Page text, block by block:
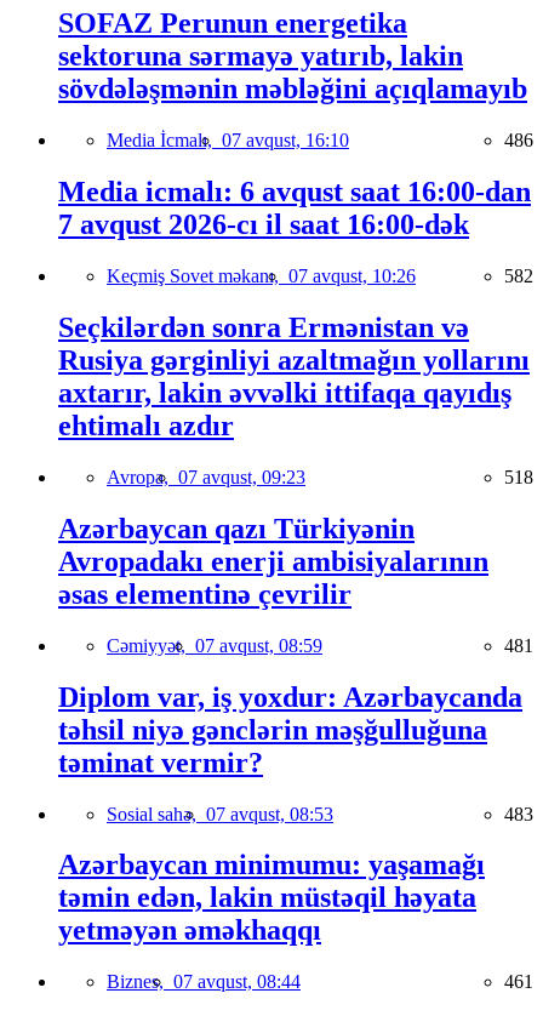
SOFAZ Perunun energetika
sektoruna sərmayə yatırıb, lakin
sövdələşmənin məbləğini açıqlamayıb
Media İcmalı, 07 avqust, 16:10 486
Media icmalı: 6 avqust saat 16:00-dan
7 avqust 2026-cı il saat 16:00-dək
Keçmiş Sovet məkanı, 07 avqust, 10:26 582
Seçkilərdən sonra Ermənistan və
Rusiya gərginliyi azaltmağın yollarını
axtarır, lakin əvvəlki ittifaqa qayıdış
ehtimalı azdır
Avropa, 07 avqust, 09:23 518
Azərbaycan qazı Türkiyənin
Avropadakı enerji ambisiyalarının
əsas elementinə çevrilir
Cəmiyyət, 07 avqust, 08:59 481
Diplom var, iş yoxdur: Azərbaycanda
təhsil niyə gənclərin məşğulluğuna
təminat vermir?
Sosial sahə, 07 avqust, 08:53 483
Azərbaycan minimumu: yaşamağı
təmin edən, lakin müstəqil həyata
yetməyən əməkhaqqı
Biznes, 07 avqust, 08:44 461